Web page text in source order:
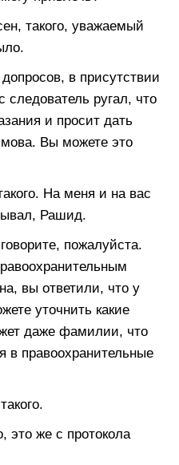
такого, уважаемый
в присутствии
следователь ругал, что
и просит дать
Вы можете это
На меня и на вас
Рашид.
пожалуйста.
вы ответили, что у
уточнить какие
даже фамилии, что
в правоохранительные
это же с протокола